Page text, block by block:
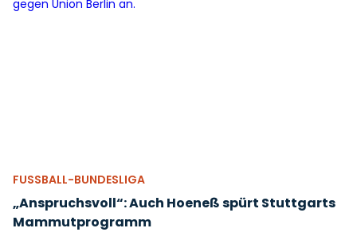
FUSSBALL-BUNDESLIGA
„Anspruchsvoll“: Auch Hoeneß spürt Stuttgarts
Mammutprogramm